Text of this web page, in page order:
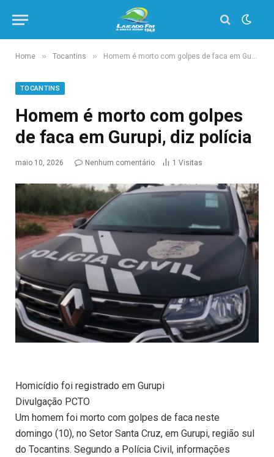
Home » Tocantins » Homem é morto com golpes de faca em Gurupi, diz polícia
TOCANTINS
Homem é morto com golpes
de faca em Gurupi, diz polícia
maio 10, 2026 Nenhum comentário 1 Visitas
Homicídio foi registrado em Gurupi
Divulgação PCTO
Um homem foi morto com golpes de faca neste
domingo (10), no Setor Santa Cruz, em Gurupi, região sul
do Tocantins. Segundo a Polícia Civil, informações